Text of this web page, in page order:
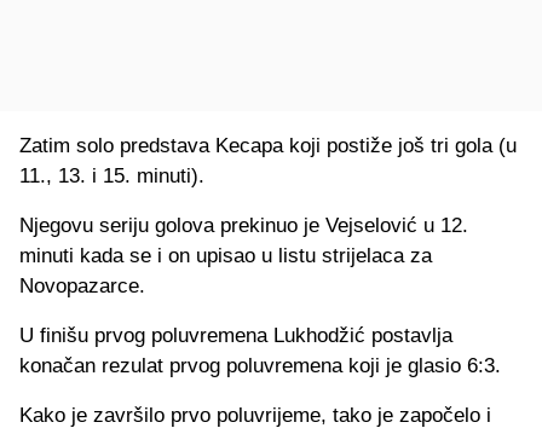
Zatim solo predstava Kecapa koji postiže još tri gola (u
11., 13. i 15. minuti).
Njegovu seriju golova prekinuo je Vejselović u 12.
minuti kada se i on upisao u listu strijelaca za
Novopazarce.
U finišu prvog poluvremena Lukhodžić postavlja
konačan rezulat prvog poluvremena koji je glasio 6:3.
Kako je završilo prvo poluvrijeme, tako je započelo i